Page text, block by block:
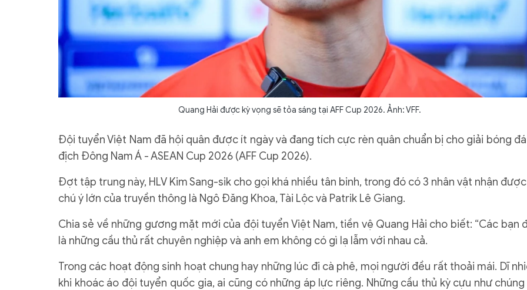
Quang Hải được kỳ vọng sẽ tỏa sáng tại AFF Cup 2026. Ảnh: VFF.
Đội tuyển Việt Nam đã hội quân được ít ngày và đang tích cực rèn quân chuẩn bị cho giải bóng
địch Đông Nam Á - ASEAN Cup 2026 (AFF Cup 2026).
Đợt tập trung này, HLV Kim Sang-sik cho gọi khá nhiều tân binh, trong đó có 3 nhân vật nhận
chú ý lớn của truyền thông là Ngô Đăng Khoa, Tài Lộc và Patrik Lê Giang.
Chia sẻ về những gương mặt mới của đội tuyển Việt Nam, tiền vệ Quang Hải cho biết: “Các bạn
là những cầu thủ rất chuyên nghiệp và anh em không có gì lạ lẫm với nhau cả.
Trong các hoạt động sinh hoạt chung hay những lúc đi cà phê, mọi người đều rất thoải mái. Dĩ
khi khoác áo đội tuyển quốc gia, ai cũng có những áp lực riêng. Những cầu thủ kỳ cựu như